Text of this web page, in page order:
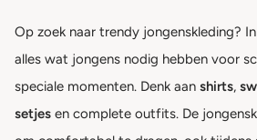
Op zoek naar trendy jongenskleding?
alles wat jongens nodig hebben voor
speciale momenten. Denk aan shirts,
setjes en complete outfits. De